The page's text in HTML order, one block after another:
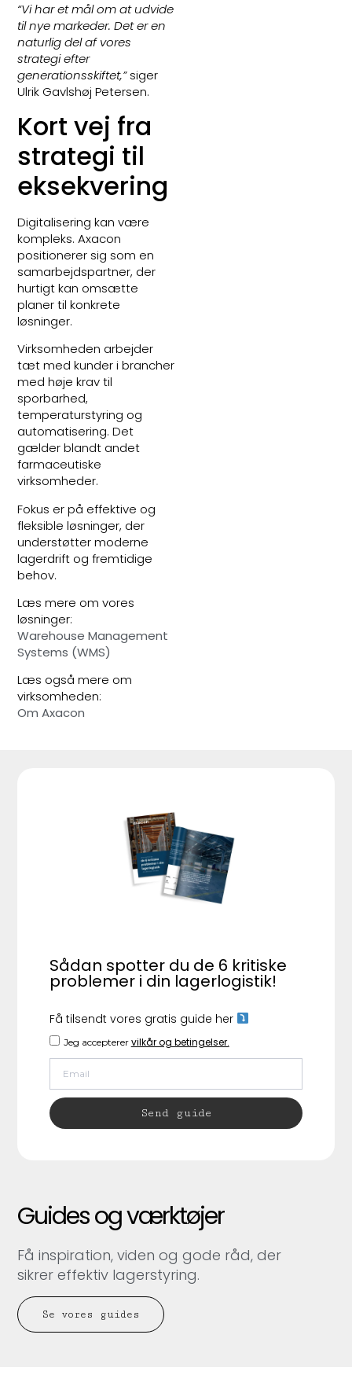
“Vi har et mål om at udvide
til nye markeder. Det er en
naturlig del af vores
strategi efter
generationsskiftet,”siger
Ulrik Gavlshøj Petersen.
Kort vej fra
strategi til
eksekvering
Digitalisering kan være
kompleks. Axacon
positionerer sig som en
samarbejdspartner, der
hurtigt kan omsætte
planer til konkrete
løsninger.
Virksomheden arbejder
tæt med kunder i brancher
med høje krav til
sporbarhed,
temperaturstyring og
automatisering. Det
gælder blandt andet
farmaceutiske
virksomheder.
Fokus er på effektive og
fleksible løsninger, der
understøtter moderne
lagerdrift og fremtidige
behov.
Læs mere om vores
løsninger:
Warehouse Management
Systems (WMS)
Læs også mere om
virksomheden:
Om Axacon
Guides og værktøjer
Få inspiration, viden og gode råd, der
sikrer effektiv lagerstyring.
Se vores guides
Sådan spotter du de 6 kritiske
problemer i din lagerlogistik!
Få tilsendt vores gratis guide her
Jeg accepterer vilkår og betingelser.
Send guide